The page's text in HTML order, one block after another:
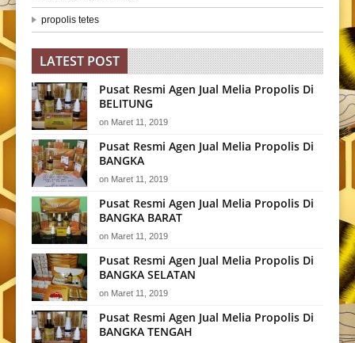
propolis tetes
LATEST POST
Pusat Resmi Agen Jual Melia Propolis Di
BELITUNG
on Maret 11, 2019
Pusat Resmi Agen Jual Melia Propolis Di
BANGKA
on Maret 11, 2019
Pusat Resmi Agen Jual Melia Propolis Di
BANGKA BARAT
on Maret 11, 2019
Pusat Resmi Agen Jual Melia Propolis Di
BANGKA SELATAN
on Maret 11, 2019
Pusat Resmi Agen Jual Melia Propolis Di
BANGKA TENGAH